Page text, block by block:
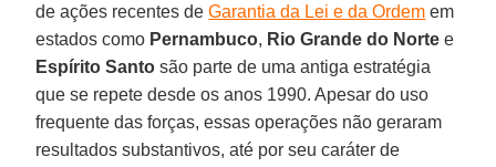
de ações recentes deGarantia da Lei e da Ordem em
estados como Pernambuco, Rio Grande do Norte e
Espírito Santo são parte de uma antiga estratégia
que se repete desde os anos 1990. Apesar do uso
frequente das forças, essas operações não geraram
resultados substantivos, até por seu caráter de